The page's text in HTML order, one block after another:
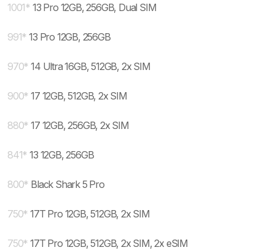
1001* 13 Pro 12GB, 256GB, Dual SIM
991* 13 Pro 12GB, 256GB
970* 14 Ultra 16GB, 512GB, 2x SIM
900* 17 12GB, 512GB, 2x SIM
880* 17 12GB, 256GB, 2x SIM
841* 13 12GB, 256GB
800* Black Shark 5 Pro
750* 17T Pro 12GB, 512GB, 2x SIM
750* 17T Pro 12GB, 512GB, 2x SIM, 2x eSIM